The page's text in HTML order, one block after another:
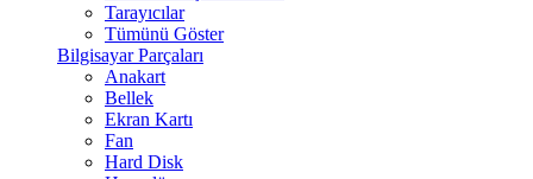
Tarayıcılar
Tümünü Göster
Bilgisayar Parçaları
Anakart
Bellek
Ekran Kartı
Fan
Hard Disk